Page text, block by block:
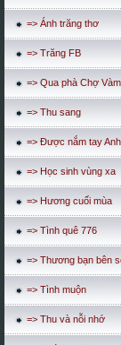
=> Ánh trăng thơ
=> Trăng FB
=> Qua phà Chợ Vàm
=> Thu sang
=> Được nắm tay Anh
=> Học sinh vùng xa
=> Hương cuối mùa
=> Tình quê 776
=> Thương bạn bên
=> Tình muộn
=> Thu và nỗi nhớ